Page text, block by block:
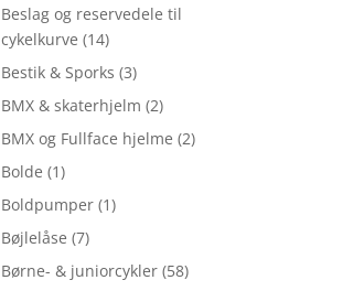
Beslag og reservedele til
cykelkurve (14)
Bestik & Sporks (3)
BMX & skaterhjelm (2)
BMX og Fullface hjelme (2)
Bolde (1)
Boldpumper (1)
Bøjlelåse (7)
Børne- & juniorcykler (58)